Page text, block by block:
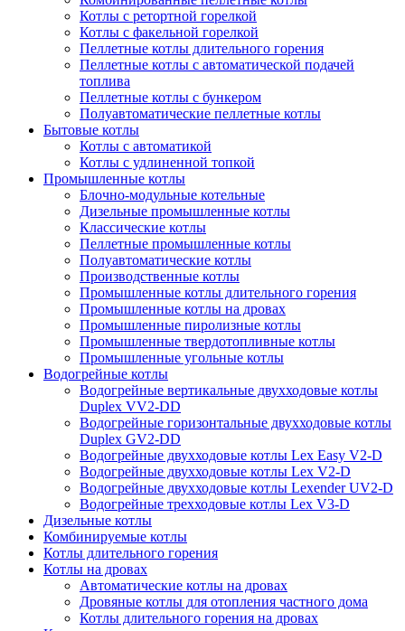
Котлы с ретортной горелкой
Котлы с факельной горелкой
Пеллетные котлы длительного горения
Пеллетные котлы с автоматической подачей
топлива
Пеллетные котлы с бункером
Полуавтоматические пеллетные котлы
Бытовые котлы
Котлы с автоматикой
Котлы с удлиненной топкой
Промышленные котлы
Блочно-модульные котельные
Дизельные промышленные котлы
Классические котлы
Пеллетные промышленные котлы
Полуавтоматические котлы
Производственные котлы
Промышленные котлы длительного горения
Промышленные котлы на дровах
Промышленные пиролизные котлы
Промышленные твердотопливные котлы
Промышленные угольные котлы
Водогрейные котлы
Водогрейные вертикальные двухходовые котлы
Duplex VV2-DD
Водогрейные горизонтальные двухходовые котлы
Duplex GV2-DD
Водогрейные двухходовые котлы Lex Easy V2-D
Водогрейные двухходовые котлы Lex V2-D
Водогрейные двухходовые котлы Lexender UV2-D
Водогрейные трехходовые котлы Lex V3-D
Дизельные котлы
Комбинируемые котлы
Котлы длительного горения
Котлы на дровах
Автоматические котлы на дровах
Дровяные котлы для отопления частного дома
Котлы длительного горения на дровах